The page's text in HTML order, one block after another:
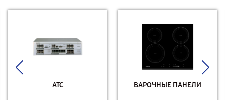
АТС ВАРОЧНЫЕ ПАНЕЛИ